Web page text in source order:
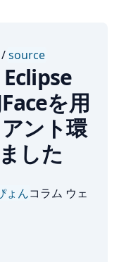
/source
を用
ント環
した
ょんコラム ウェ